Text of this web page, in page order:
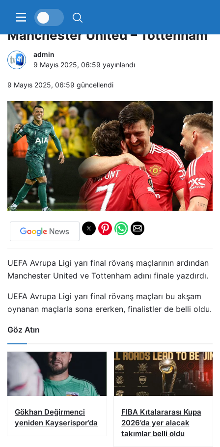
UEFA Avrupa Ligi’nde finalin adı:
Manchester United – Tottenham
admin
9 Mayıs 2025, 06:59 yayınlandı
9 Mayıs 2025, 06:59 güncellendi
UEFA Avrupa Ligi yarı final rövanş maçlarının ardından
Manchester United ve Tottenham adını finale yazdırdı.
UEFA Avrupa Ligi yarı final rövanş maçları bu akşam
oynanan maçlarla sona ererken, finalistler de belli oldu.
Göz Atın
Gökhan Değirmenci
yeniden Kayserispor’da
FIBA Kıtalararası Kupa
2026’da yer alacak
takımlar belli oldu